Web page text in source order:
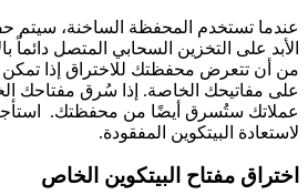
عندما تستخدم المحفظة الساخنة، سيتم
الأبد على التخزين السحابي المتصل دائماً
من أن تتعرض محفظتك للاختراق إذا
على مفاتيحك الخاصة. إذا سُرق مفتاحك
عملاتك ستُسرق أيضًا من محفظتك.
لاستعادة البيتكوين المفقودة.
اختراق مفتاح البيتكوين الخاص